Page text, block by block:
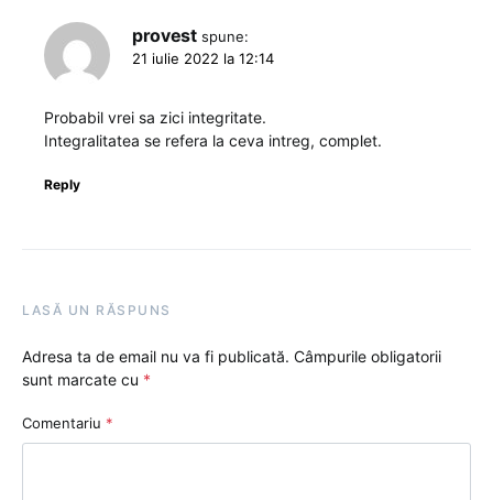
provest spune:
21 iulie 2022 la 12:14
Probabil vrei sa zici integritate.
Integralitatea se refera la ceva intreg, complet.
Reply
LASĂ UN RĂSPUNS
Adresa ta de email nu va fi publicată. Câmpurile obligatorii
sunt marcate cu *
Comentariu *